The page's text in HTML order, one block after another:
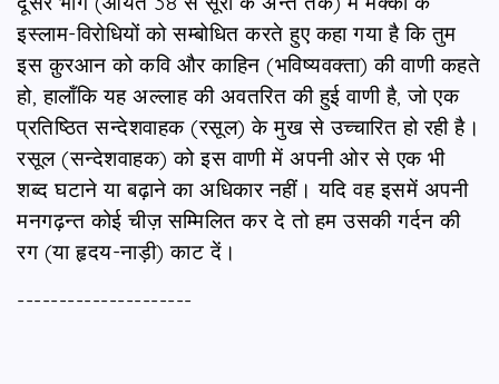
इस्लाम-विरोधियों को सम्बोधित करते हुए कहा गया है कि तुम
इस क़ुरआन को कवि और काहिन (भविष्यवक्ता) की वाणी कहते
हो, हालाँकि यह अल्लाह की अवतरित की हुई वाणी है, जो एक
प्रतिष्ठित सन्देशवाहक (रसूल) के मुख से उच्चारित हो रही है।
रसूल (सन्देशवाहक) को इस वाणी में अपनी ओर से एक भी
शब्द घटाने या बढ़ाने का अधिकार नहीं। यदि वह इसमें अपनी
मनगढ़न्त कोई चीज़ सम्मिलित कर दे तो हम उसकी गर्दन की
रग (या हृदय-नाड़ी) काट दें।
---------------------